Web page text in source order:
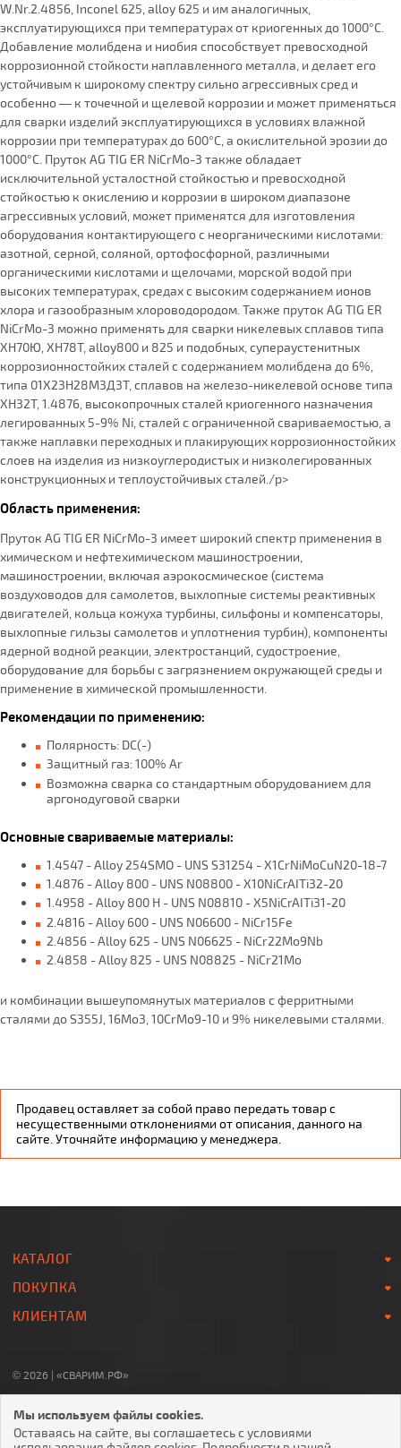
W.Nr.2.4856, Inconel 625, alloy 625 и им аналогичных,
эксплуатирующихся при температурах от криогенных до 1000°C.
Добавление молибдена и ниобия способствует превосходной
коррозионной стойкости наплавленного металла, и делает его
устойчивым к широкому спектру сильно агрессивных сред и
особенно — к точечной и щелевой коррозии и может применяться
для сварки изделий эксплуатирующихся в условиях влажной
коррозии при температурах до 600°C, а окислительной эрозии до
1000°C. Пруток AG TIG ER NiCrMo-3 также обладает
исключительной усталостной стойкостью и превосходной
стойкостью к окислению и коррозии в широком диапазоне
агрессивных условий, может применятся для изготовления
оборудования контактирующего с неорганическими кислотами:
азотной, серной, соляной, ортофосфорной, различными
органическими кислотами и щелочами, морской водой при
высоких температурах, средах с высоким содержанием ионов
хлора и газообразным хлороводородом. Также пруток AG TIG ER
NiCrMo-3 можно применять для сварки никелевых сплавов типа
ХН70Ю, ХН78Т, alloy800 и 825 и подобных, супераустенитных
коррозионностойких сталей с содержанием молибдена до 6%,
типа 01Х23Н28М3Д3Т, сплавов на железо-никелевой основе типа
ХН32Т, 1.4876, высокопрочных сталей криогенного назначения
легированных 5-9% Ni, сталей с ограниченной свариваемостью, а
также наплавки переходных и плакирующих коррозионностойких
слоев на изделия из низкоуглеродистых и низколегированных
конструкционных и теплоустойчивых сталей./p>
Область применения:
Пруток AG TIG ER NiCrMo-3 имеет широкий спектр применения в
химическом и нефтехимическом машиностроении,
машиностроении, включая аэрокосмическое (система
воздуховодов для самолетов, выхлопные системы реактивных
двигателей, кольца кожуха турбины, сильфоны и компенсаторы,
выхлопные гильзы самолетов и уплотнения турбин), компоненты
ядерной водной реакции, электростанций, судостроение,
оборудование для борьбы с загрязнением окружающей среды и
применение в химической промышленности.
Рекомендации по применению:
Полярность: DC(-)
Защитный газ: 100% Ar
Возможна сварка со стандартным оборудованием для
аргонодуговой сварки
Основные свариваемые материалы:
1.4547 - Alloy 254SMO - UNS S31254 - X1CrNiMoCuN20-18-7
1.4876 - Alloy 800 - UNS N08800 - X10NiCrAITi32-20
1.4958 - Alloy 800 H - UNS N08810 - X5NiCrAITi31-20
2.4816 - Alloy 600 - UNS N06600 - NiCr15Fe
2.4856 - Alloy 625 - UNS N06625 - NiCr22Mo9Nb
2.4858 - Alloy 825 - UNS N08825 - NiCr21Mo
и комбинации вышеупомянутых материалов с ферритными
сталями до S355J, 16Mo3, 10CrMo9-10 и 9% никелевыми сталями.
Продавец оставляет за собой право передать товар с
несущественными отклонениями от описания, данного на
сайте. Уточняйте информацию у менеджера.
КАТАЛОГ
ПОКУПКА
КЛИЕНТАМ
© 2026 | «СВАРИМ.РФ»
8-800-700-78-07
Звонок по России БЕСПЛАТНЫЙ
Мы используем файлы cookies.
Оставаясь на сайте, вы соглашаетесь с условиями